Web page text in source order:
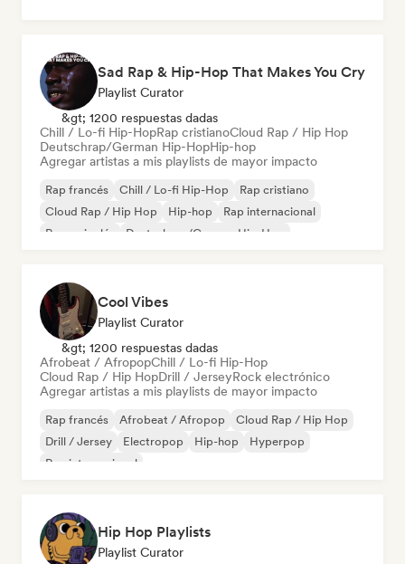
Sad Rap & Hip-Hop That Makes You Cry
Playlist Curator
&gt; 1200 respuestas dadas
Chill / Lo-fi Hip-HopRap cristianoCloud Rap / Hip Hop
Deutschrap/German Hip-HopHip-hop
Agregar artistas a mis playlists de mayor impacto
Rap francés Chill / Lo-fi Hip-Hop
Rap cristiano
Cloud Rap / Hip Hop
Hip-hop
Rap internacional
Rap en inglés
Deutschrap/German Hip-Hop
Cool Vibes
Playlist Curator
&gt; 1200 respuestas dadas
Afrobeat / AfropopChill / Lo-fi Hip-Hop
Cloud Rap / Hip HopDrill / JerseyRock electrónico
Agregar artistas a mis playlists de mayor impacto
Rap francés Afrobeat / Afropop
Cloud Rap / Hip Hop
Drill / Jersey
Electropop Hip-hop
Hyperpop
Rap internacional
Hip Hop Playlists
Playlist Curator